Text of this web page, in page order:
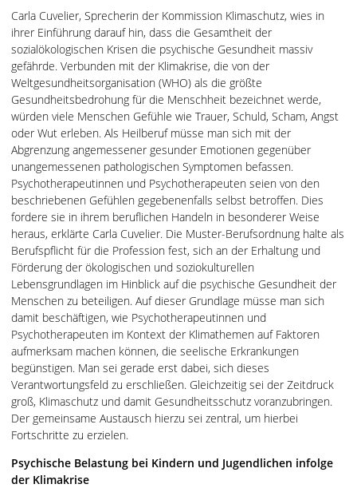
Carla Cuvelier, Sprecherin der Kommission Klimaschutz, wies in
ihrer Einführung darauf hin, dass die Gesamtheit der
sozialökologischen Krisen die psychische Gesundheit massiv
gefährde. Verbunden mit der Klimakrise, die von der
Weltgesundheitsorganisation (WHO) als die größte
Gesundheitsbedrohung für die Menschheit bezeichnet werde,
würden viele Menschen Gefühle wie Trauer, Schuld, Scham, Angst
oder Wut erleben. Als Heilberuf müsse man sich mit der
Abgrenzung angemessener gesunder Emotionen gegenüber
unangemessenen pathologischen Symptomen befassen.
Psychotherapeutinnen und Psychotherapeuten seien von den
beschriebenen Gefühlen gegebenenfalls selbst betroffen. Dies
fordere sie in ihrem beruflichen Handeln in besonderer Weise
heraus, erklärte Carla Cuvelier. Die Muster-Berufsordnung halte als
Berufspflicht für die Profession fest, sich an der Erhaltung und
Förderung der ökologischen und soziokulturellen
Lebensgrundlagen im Hinblick auf die psychische Gesundheit der
Menschen zu beteiligen. Auf dieser Grundlage müsse man sich
damit beschäftigen, wie Psychotherapeutinnen und
Psychotherapeuten im Kontext der Klimathemen auf Faktoren
aufmerksam machen können, die seelische Erkrankungen
begünstigen. Man sei gerade erst dabei, sich dieses
Verantwortungsfeld zu erschließen. Gleichzeitig sei der Zeitdruck
groß, Klimaschutz und damit Gesundheitsschutz voranzubringen.
Der gemeinsame Austausch hierzu sei zentral, um hierbei
Fortschritte zu erzielen.
Psychische Belastung bei Kindern und Jugendlichen infolge
der Klimakrise